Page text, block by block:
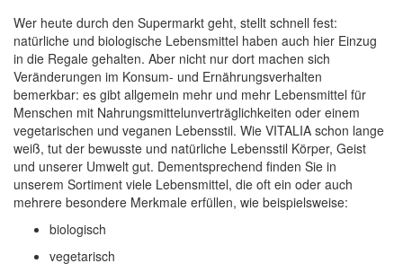
Wer heute durch den Supermarkt geht, stellt schnell fest:
natürliche und biologische Lebensmittel haben auch hier Einzug
in die Regale gehalten. Aber nicht nur dort machen sich
Veränderungen im Konsum- und Ernährungsverhalten
bemerkbar: es gibt allgemein mehr und mehr Lebensmittel für
Menschen mit Nahrungsmittelunverträglichkeiten oder einem
vegetarischen und veganen Lebensstil. Wie VITALIA schon lange
weiß, tut der bewusste und natürliche Lebensstil Körper, Geist
und unserer Umwelt gut. Dementsprechend finden Sie in
unserem Sortiment viele Lebensmittel, die oft ein oder auch
mehrere besondere Merkmale erfüllen, wie beispielsweise:
biologisch
vegetarisch